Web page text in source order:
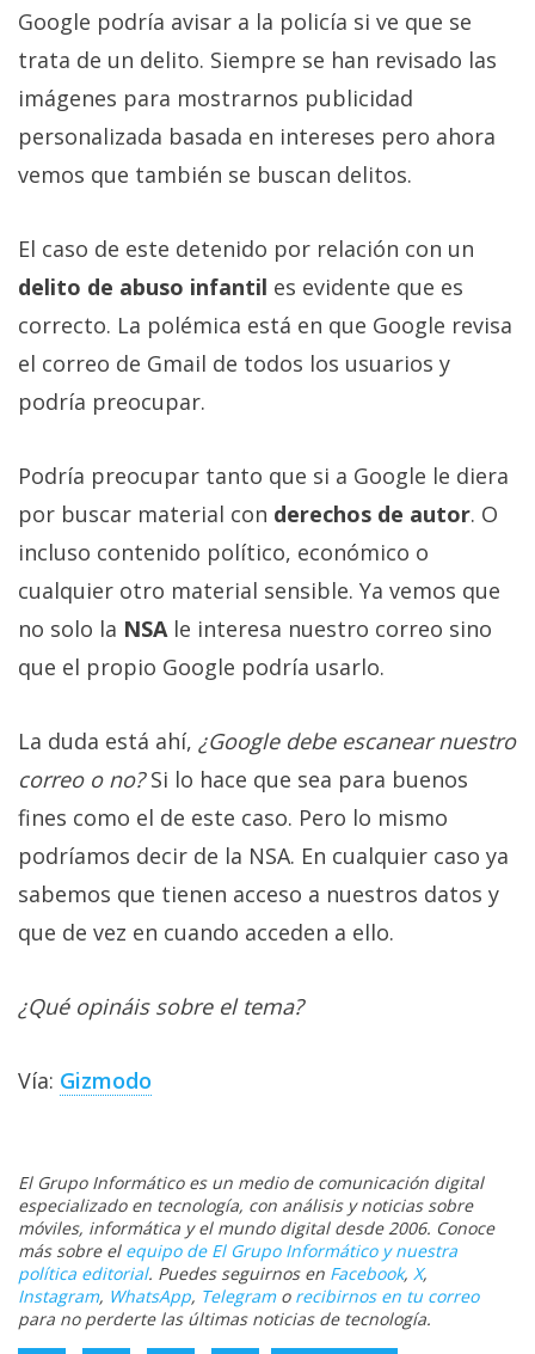
Foros
Contacto
Sobre
nosotros
Publicidad
Cambiar
opciones
de
privacidad
Legal
El medio de
digital donde
encontrarás
todas las
noticias sobre
tecnología,
ordenadores,
apps,
informática,
comparativas,
trucos y
tutoriales.
Informático
derechos
reservados
Google podría avisar a la policía si ve que se
trata de un delito. Siempre se han revisado las
imágenes para mostrarnos publicidad
personalizada basada en intereses pero ahora
vemos que también se buscan delitos.
El caso de este detenido por relación con un
delito de abuso infantil es evidente que es
correcto. La polémica está en que Google revisa
el correo de Gmail de todos los usuarios y
podría preocupar.
Podría preocupar tanto que si a Google le diera
por buscar material con derechos de autor. O
incluso contenido político, económico o
cualquier otro material sensible. Ya vemos que
no solo la NSA le interesa nuestro correo sino
que el propio Google podría usarlo.
La duda está ahí, ¿Google debe escanear nuestro
correo o no?Si lo hace que sea para buenos
fines como el de este caso. Pero lo mismo
podríamos decir de la NSA. En cualquier caso ya
sabemos que tienen acceso a nuestros datos y
que de vez en cuando acceden a ello.
¿Qué opináis sobre el tema?
Vía: Gizmodo
El Grupo Informático es un medio de comunicación digital
especializado en tecnología, con análisis y noticias sobre
móviles, informática y el mundo digital desde 2006. Conoce
más sobre el equipo de El Grupo Informático y nuestra
política editorial. Puedes seguirnos en Facebook, X,
Instagram, WhatsApp, Telegramo recibirnos en tu correo
para no perderte las últimas noticias de tecnología.